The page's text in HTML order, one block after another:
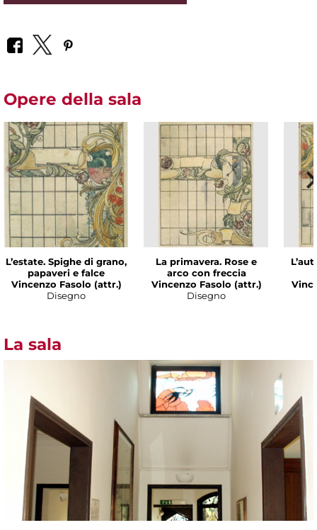
Opere della sala
L’estate. Spighe di grano,
papaveri e falce
Vincenzo Fasolo (attr.)
Disegno
La primavera. Rose e
arco con freccia
Vincenzo Fasolo (attr.)
Disegno
La sala